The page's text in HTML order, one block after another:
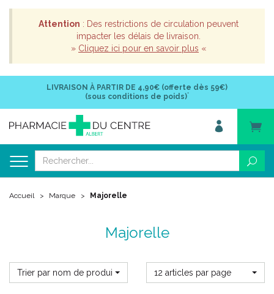
Attention : Des restrictions de circulation peuvent
impacter les délais de livraison.
» Cliquez ici pour en savoir plus «
LIVRAISON À PARTIR DE 4,90€ (offerte dès 59€)
(sous conditions de poids)*
Accueil Marque Majorelle
Majorelle
Trier par nom de produit 12 articles par page